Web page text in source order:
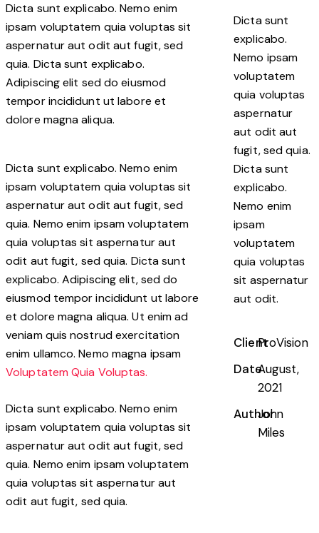
Dicta sunt explicabo. Nemo enim
ipsam voluptatem quia voluptas sit
aspernatur aut odit aut fugit, sed
quia. Dicta sunt explicabo.
Adipiscing elit sed do eiusmod
tempor incididunt ut labore et
dolore magna aliqua.
Dicta sunt explicabo. Nemo enim
ipsam voluptatem quia voluptas sit
aspernatur aut odit aut fugit, sed
quia. Nemo enim ipsam voluptatem
quia voluptas sit aspernatur aut
odit aut fugit, sed quia. Dicta sunt
explicabo. Adipiscing elit, sed do
eiusmod tempor incididunt ut labore
et dolore magna aliqua. Ut enim ad
veniam quis nostrud exercitation
enim ullamco. Nemo magna ipsam
Voluptatem Quia Voluptas.
Dicta sunt explicabo. Nemo enim
ipsam voluptatem quia voluptas sit
aspernatur aut odit aut fugit, sed
quia. Nemo enim ipsam voluptatem
quia voluptas sit aspernatur aut
odit aut fugit, sed quia.
Dicta sunt
explicabo.
Nemo ipsam
voluptatem
quia voluptas
aspernatur
aut odit aut
fugit, sed quia.
Dicta sunt
explicabo.
Nemo enim
ipsam
voluptatem
quia voluptas
sit aspernatur
aut odit.
ClientProVision
DateAugust,
2021
Author
John
Miles